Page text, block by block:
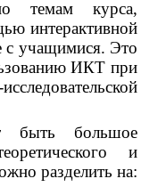
темам курса,
интерактивной
с учащимися. Это
ИКТ при
быть большое
и
разделить на: